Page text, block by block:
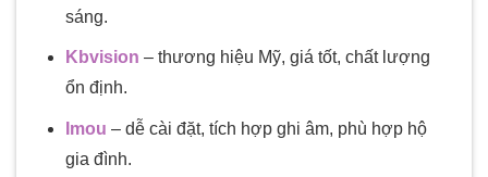
sáng.
Kbvision – thương hiệu Mỹ, giá tốt, chất lượng
ổn định.
Imou – dễ cài đặt, tích hợp ghi âm, phù hợp hộ
gia đình.